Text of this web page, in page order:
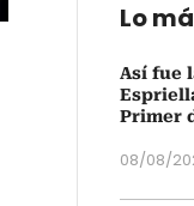
Lo
Así fue
Primer
08/08/